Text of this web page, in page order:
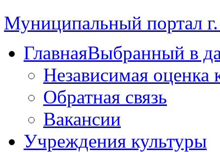
Муниципальный портал
ГлавнаяВыбранный в
Независимая оценка
Обратная связь
Вакансии
Учреждения культуры